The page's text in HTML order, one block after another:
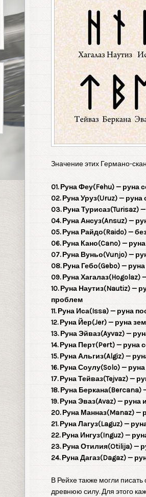
Значение этих Германо-
01. Руна Феу(Fehu) — руна
02. Руна Уруз(Uruz) — руна
03. Руна Турисаз(Turisaz)
04. Руна Ансуз(Ansuz) —
05. Руна Райдо(Raido) —
06. Руна Кано(Cano) —
07. Руна Вуньо(Vunjo) —
08. Руна Гебо(Gebo) —
09. Руна Хагалаз(Hogolaz)
10. Руна Наутиз(Nautiz) —
проблем
11. Руна Иса(Issa) — руна
12. Руна Йер(Jer) — руна
13. Руна Эйваз(Ayvaz) —
14. Руна Перт(Pert) —
15. Руна Альгиз(Algiz) —
16. Руна Соулу(Solo) —
17. Руна Тейваз(Tejvaz) —
18. Руна Беркана(Bercana)
19. Руна Эваз(Avaz) — руна
20. Руна Манназ(Manaz)
21. Руна Лагуз(Laguz) —
22. Руна Ингуз(Inguz) —
23. Руна Отилия(Otilija) —
24. Руна Дагаз(Dagaz) —
В Рейхе также могли
древнюю силу. Для этого